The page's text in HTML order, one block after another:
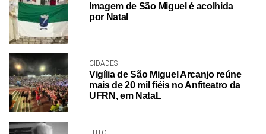
Imagem de São Miguel é acolhida
por Natal
CIDADES
Vigília de São Miguel Arcanjo reúne
mais de 20 mil fiéis no Anfiteatro da
UFRN, em NataL